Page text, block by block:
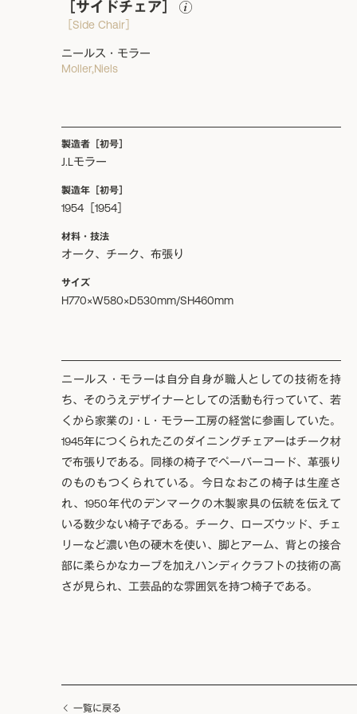
［サイドチェア］
［Side Chair］
ニールス・モラー
Moller,Niels
製造者［初号］
J.Lモラー
製造年［初号］
1954［1954］
材料・技法
オーク、チーク、布張り
サイズ
H770×W580×D530mm/SH460mm
ニールス・モラーは自分自身が職人としての技術を持
ち、そのうえデザイナーとしての活動も行っていて、若
くから家業のJ・L・モラー工房の経営に参画していた。
1945年につくられたこのダイニングチェアーはチーク材
で布張りである。同様の椅子でペーパーコード、革張り
のものもつくられている。今日なおこの椅子は生産さ
れ、1950年代のデンマークの木製家具の伝統を伝えて
いる数少ない椅子である。チーク、ローズウッド、チェ
リーなど濃い色の硬木を使い、脚とアーム、背との接合
部に柔らかなカーブを加えハンディクラフトの技術の高
さが見られ、工芸品的な雰囲気を持つ椅子である。
一覧に戻る